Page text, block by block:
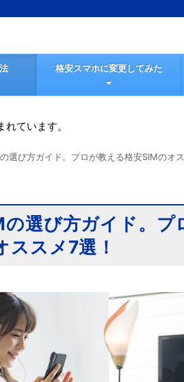
格安スマホに変更してみた
ています。
選び方ガイド。プロが教える格安SIMのオス
選び方ガイド。プ
ススメ7選！